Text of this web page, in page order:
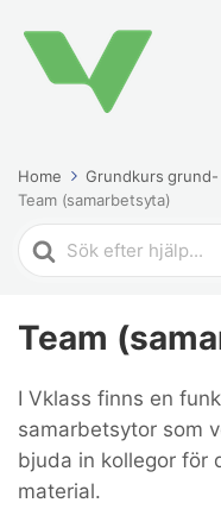
Home
Grundkurs
Team (samarbetsyta)
Search
For
Team
I Vklass finns en
samarbetsytor som
bjuda in kollegor för
material.